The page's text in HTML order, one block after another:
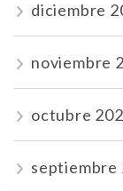
diciembre
noviembre
octubre
septiembre